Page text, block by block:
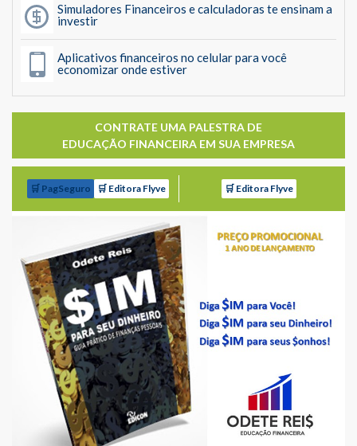
Simuladores Financeiros e calculadoras te ensinam a
investir
Aplicativos financeiros no celular para você
economizar onde estiver
CONTRATE UMA PALESTRA DE
EDUCAÇÃO FINANCEIRA EM SUA EMPRESA
🛒 PagSeguro 🛒 Editora Flyve 🛒 Editora Flyve